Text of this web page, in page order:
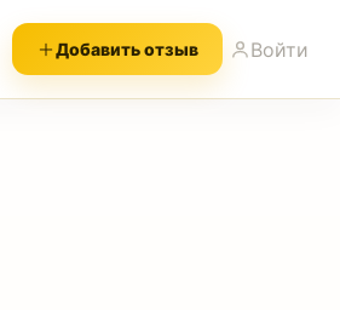
Добавить отзыв Войти